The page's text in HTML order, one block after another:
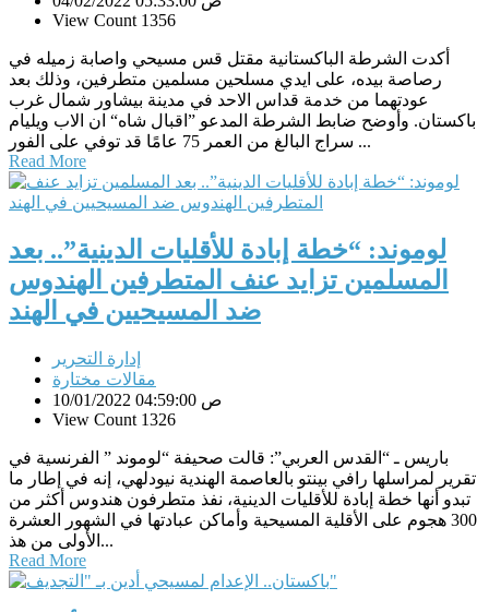
View Count 1356
أكدت الشرطة الباكستانية مقتل قس مسيحي واصابة زميله في
رصاصة بيده، على ايدي مسلحين مسلمين متطرفين، وذلك بعد
عودتهما من خدمة قداس الاحد في مدينة بيشاور شمال غرب
باكستان. وأوضح ضابط الشرطة المدعو ”اقبال شاه“ ان الاب ويليام
سراج البالغ من العمر 75 عامًا قد توفي على الفور ...
Read More
لوموند: “خطة إبادة للأقليات الدينية”.. بعد
المسلمين تزايد عنف المتطرفين الهندوس
ضد المسيحيين في الهند
إدارة التحرير
مقالات مختارة
10/01/2022 04:59:00 ص
View Count 1326
باريس ـ “القدس العربي”: قالت صحيفة “لوموند ” الفرنسية في
تقرير لمراسلها رافي بينتو بالعاصمة الهندية نيودلهي، إنه في إطار ما
تبدو أنها خطة إبادة للأقليات الدينية، نفذ متطرفون هندوس أكثر من
300 هجوم على الأقلية المسيحية وأماكن عبادتها في الشهور العشرة
الأولى من هذ...
Read More